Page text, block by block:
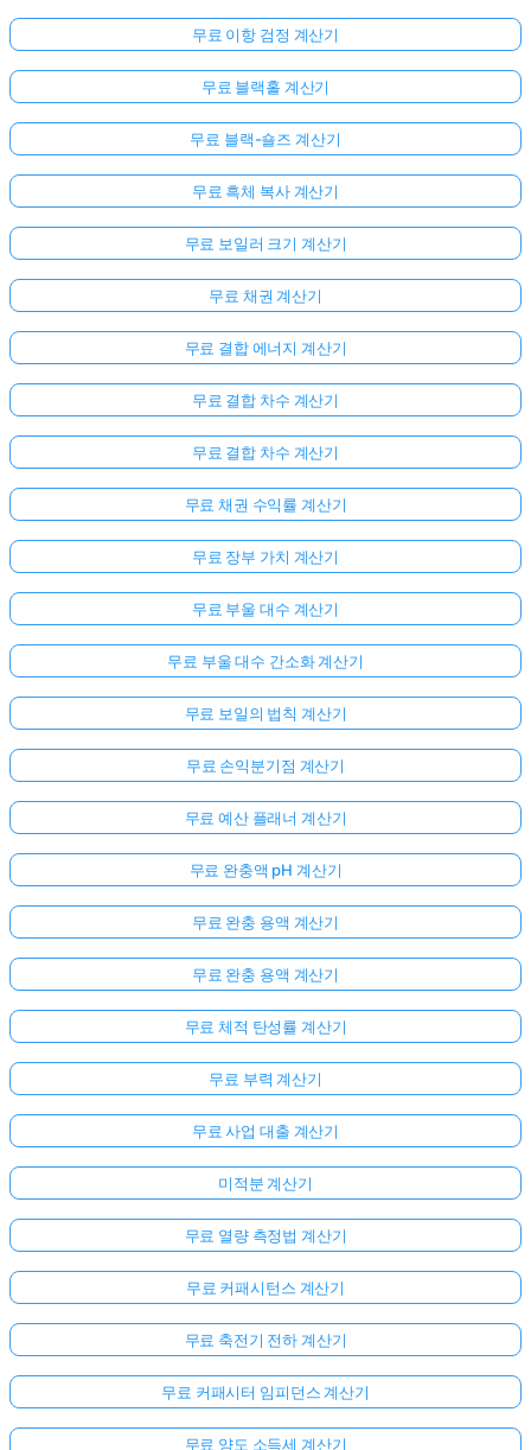
무료 이항 검정 계산기
무료 블랙홀 계산기
무료 블랙-숄즈 계산기
무료 흑체 복사 계산기
무료 보일러 크기 계산기
무료 채권 계산기
무료 결합 에너지 계산기
무료 결합 차수 계산기
무료 결합 차수 계산기
무료 채권 수익률 계산기
무료 장부 가치 계산기
무료 부울 대수 계산기
무료 부울 대수 간소화 계산기
무료 보일의 법칙 계산기
무료 손익분기점 계산기
무료 예산 플래너 계산기
무료 완충액 pH 계산기
무료 완충 용액 계산기
무료 완충 용액 계산기
무료 체적 탄성률 계산기
무료 부력 계산기
무료 사업 대출 계산기
미적분 계산기
무료 열량 측정법 계산기
무료 커패시턴스 계산기
무료 축전기 전하 계산기
무료 커패시터 임피던스 계산기
무료 양도 소득세 계산기